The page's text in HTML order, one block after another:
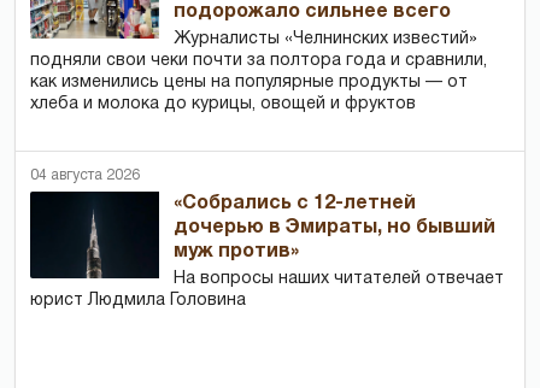
подорожало сильнее всего
Журналисты «Челнинских известий»
подняли свои чеки почти за полтора года и сравнили,
как изменились цены на популярные продукты — от
хлеба и молока до курицы, овощей и фруктов
04 августа 2026
«Собрались с 12-летней
дочерью в Эмираты, но бывший
муж против»
На вопросы наших читателей отвечает
юрист Людмила Головина